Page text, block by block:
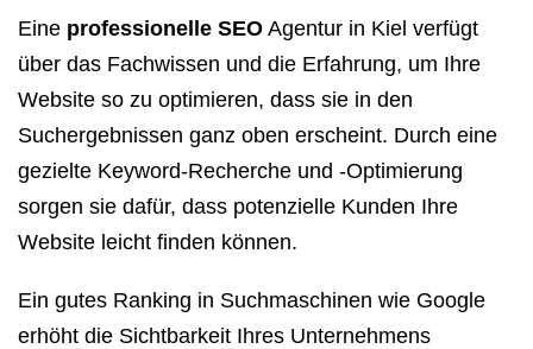
Eine professionelle SEO Agentur in Kiel verfügt
über das Fachwissen und die Erfahrung, um Ihre
Website so zu optimieren, dass sie in den
Suchergebnissen ganz oben erscheint. Durch eine
gezielte Keyword-Recherche und -Optimierung
sorgen sie dafür, dass potenzielle Kunden Ihre
Website leicht finden können.
Ein gutes Ranking in Suchmaschinen wie Google
erhöht die Sichtbarkeit Ihres Unternehmens